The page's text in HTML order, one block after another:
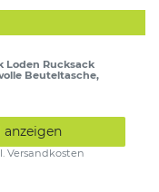
Loden Rucksack
Beuteltasche,
Versandkosten